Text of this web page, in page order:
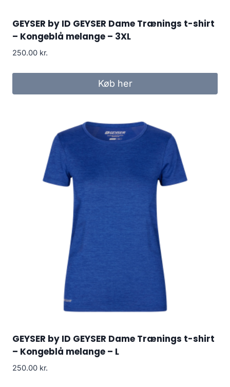
GEYSER by ID GEYSER Dame Trænings t-shirt
– Kongeblå melange – 3XL
250.00 kr.
Køb her
GEYSER by ID GEYSER Dame Trænings t-shirt
– Kongeblå melange – L
250.00 kr.